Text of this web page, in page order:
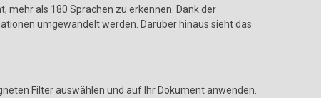
mehr als 180 Sprachen zu erkennen. Dank der
umgewandelt werden. Darüber hinaus sieht das
Filter auswählen und auf Ihr Dokument anwenden.